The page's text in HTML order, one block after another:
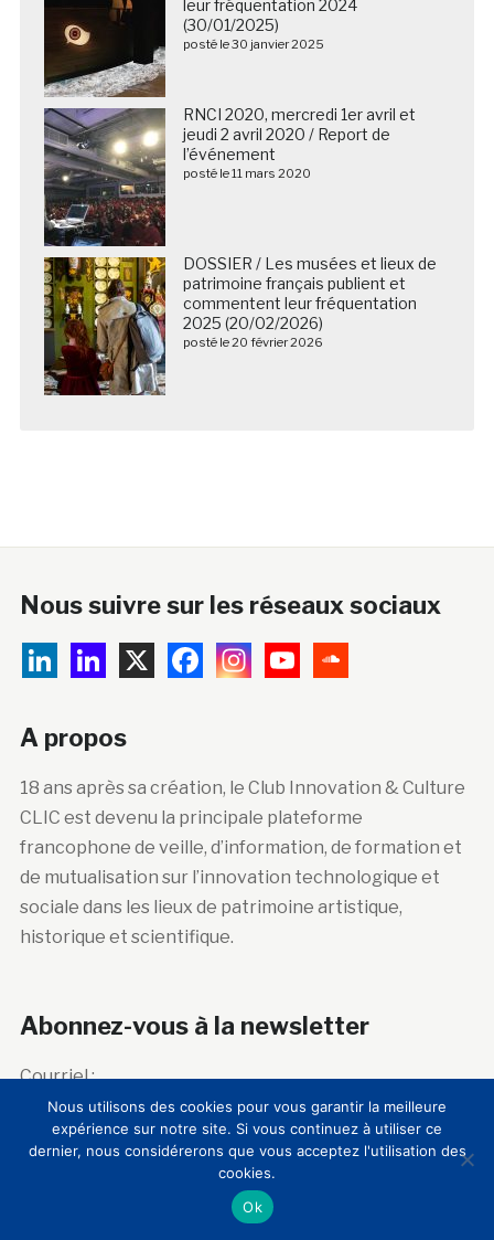
leur fréquentation 2024
(30/01/2025)
posté le 30 janvier 2025
RNCI 2020, mercredi 1er avril et
jeudi 2 avril 2020 / Report de
l’événement
posté le 11 mars 2020
DOSSIER / Les musées et lieux de
patrimoine français publient et
commentent leur fréquentation
2025 (20/02/2026)
posté le 20 février 2026
Nous suivre sur les réseaux sociaux
A propos
18 ans après sa création, le Club Innovation & Culture
CLIC est devenu la principale plateforme
francophone de veille, d’information, de formation et
de mutualisation sur l’innovation technologique et
sociale dans les lieux de patrimoine artistique,
historique et scientifique.
Abonnez-vous à la newsletter
Courriel :
Nous utilisons des cookies pour vous garantir la meilleure
expérience sur notre site. Si vous continuez à utiliser ce
dernier, nous considérerons que vous acceptez l'utilisation des
cookies.
Ok